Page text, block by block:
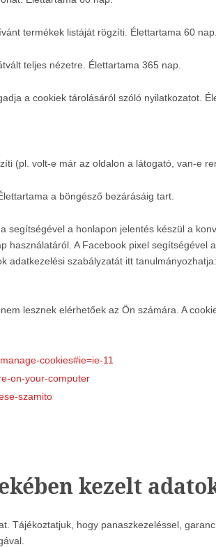
termékek listáját rögzíti. Élettartama 60 nap.
teljes nézetre. Élettartama 365 nap.
a cookiek tárolásáról szóló nyilatkozatot.
(pl. volt-e már az oldalon a látogató, van-e
a böngésző bezárásáig tart.
segítségével a honlapon jelentés készül a
A Facebook pixel segítségével
adatkezelési szabályzatát itt tanulmányozhatja:
lesznek elérhetőek az Ön számára. A
cookies#ie=ie-11
on-your-computer
szamito
kezelt
Tájékoztatjuk, hogy panaszkezeléssel,